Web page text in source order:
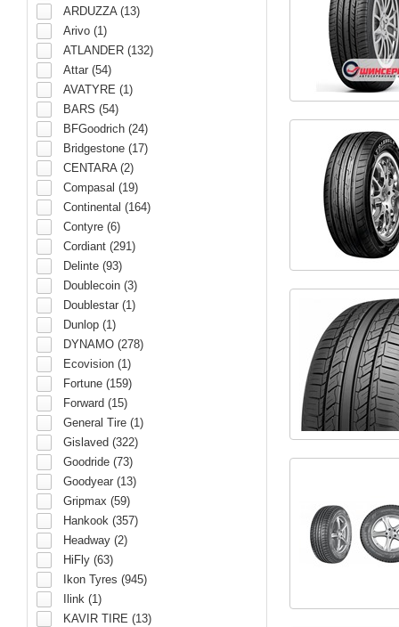
ARDUZZA (13)
Arivo (1)
ATLANDER (132)
Attar (54)
AVATYRE (1)
BARS (54)
BFGoodrich (24)
Bridgestone (17)
CENTARA (2)
Compasal (19)
Continental (164)
Contyre (6)
Cordiant (291)
Delinte (93)
Doublecoin (3)
Doublestar (1)
Dunlop (1)
DYNAMO (278)
Ecovision (1)
Fortune (159)
Forward (15)
General Tire (1)
Gislaved (322)
Goodride (73)
Goodyear (13)
Gripmax (59)
Hankook (357)
Headway (2)
HiFly (63)
Ikon Tyres (945)
Ilink (1)
KAVIR TIRE (13)